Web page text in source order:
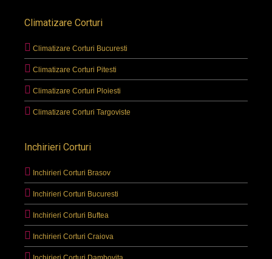
Climatizare Corturi
Climatizare Corturi Bucuresti
Climatizare Corturi Pitesti
Climatizare Corturi Ploiesti
Climatizare Corturi Targoviste
Inchirieri Corturi
Inchirieri Corturi Brasov
Inchirieri Corturi Bucuresti
Inchirieri Corturi Buftea
Inchirieri Corturi Craiova